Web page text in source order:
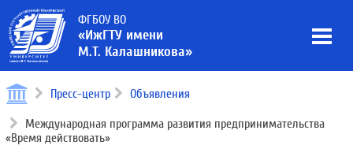
ФГБОУ ВО
«ИжГТУ имени
М.Т. Калашникова»
Пресс-центр Объявления
Международная программа развития предпринимательства
«Время действовать»